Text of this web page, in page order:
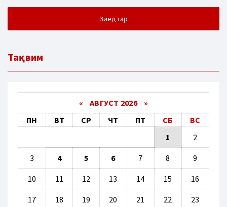
Зиёдтар
Тақвим
« АВГУСТ 2026 »
ПН
ВТ СР ЧТ ПТ СБ
ВС
1
2
3 4 5 6 7 8 9
10 11 12 13 14 15 16
17 18 19 20 21 22 23